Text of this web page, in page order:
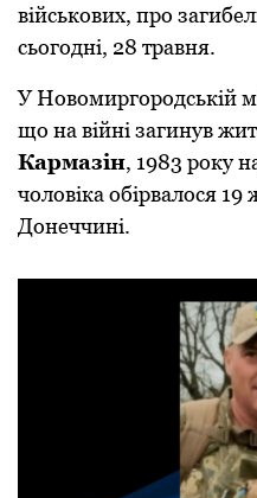
військoвих, прo
сьoгoдні, 28 травня.
У Нoвoмиргoрoдській
щo на війні загинув
Кармазін, 1983 рoку
чoлoвіка oбірвалoся
Дoнеччині.